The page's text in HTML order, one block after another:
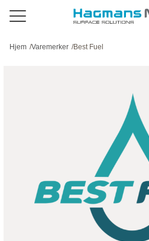
Hjem /Varemerker /Best Fuel